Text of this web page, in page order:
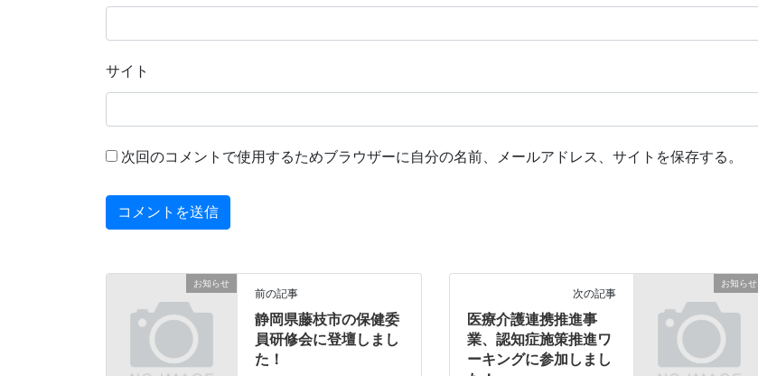
サイト
次回のコメントで使用するためブラウザーに自分の名前、メールアドレス、サイトを保存する。
お知らせ
前の記事
静岡県藤枝市の保健委
員研修会に登壇しまし
た！
お知らせ
次の記事
医療介護連携推進事
業、認知症施策推進ワ
ーキングに参加しまし